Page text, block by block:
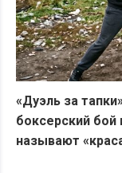
«Дуэль за
боксерский бой
называют